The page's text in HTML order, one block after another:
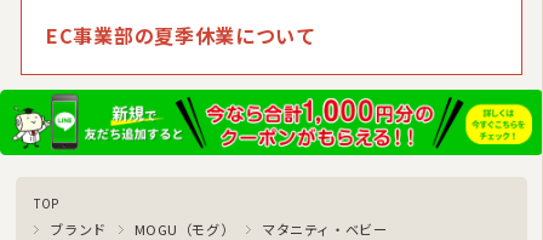
EC事業部の夏季休業について
TOP
ブランド MOGU（モグ）
マタニティ・ベビー